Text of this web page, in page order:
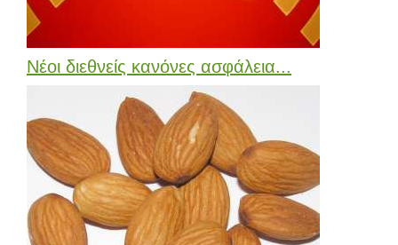
Νέοι διεθνείς κανόνες ασφάλεια...